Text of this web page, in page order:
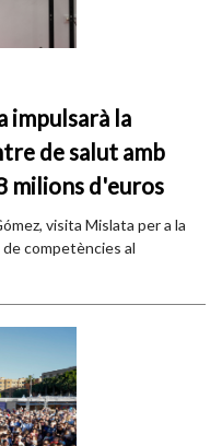
impulsarà la
de salut amb
milions d'euros
visita Mislata per a la
competències al